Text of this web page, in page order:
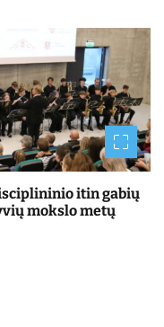
itin gabių
mokslo metų